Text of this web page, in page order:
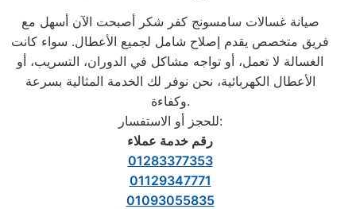
صيانة غسالات سامسونج كفر شكر أصبحت الآن أسهل مع
فريق متخصص يقدم إصلاح شامل لجميع الأعطال. سواء كانت
الغسالة لا تعمل، أو تواجه مشاكل في الدوران، التسريب، أو
الأعطال الكهربائية، نحن نوفر لك الخدمة المثالية بسرعة
وكفاءة.
للحجز أو الاستفسار:
رقم خدمة عملاء
01283377353
01129347771
01093055835